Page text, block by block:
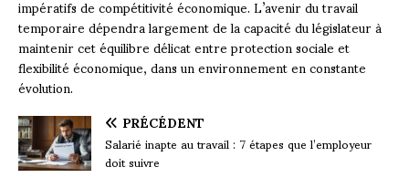
temporaire dépendra largement de la capacité du législateur à
maintenir cet équilibre délicat entre protection sociale et
flexibilité économique, dans un environnement en constante
évolution.
PRÉCÉDENT
Salarié inapte au travail : 7 étapes que l’employeur
doit suivre